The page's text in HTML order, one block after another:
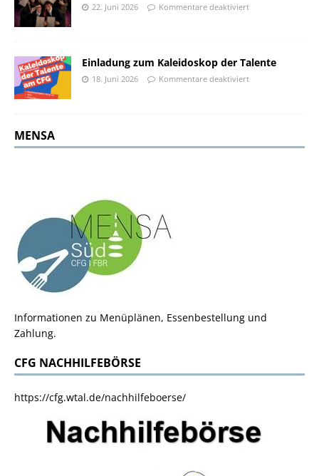
22. Juni 2026 Kommentare deaktiviert
Einladung zum Kaleidoskop der Talente
18. Juni 2026 Kommentare deaktiviert
MENSA
Informationen zu Menüplänen, Essenbestellung und
Zahlung.
CFG NACHHILFEBÖRSE
https://cfg.wtal.de/nachhilfeboerse/